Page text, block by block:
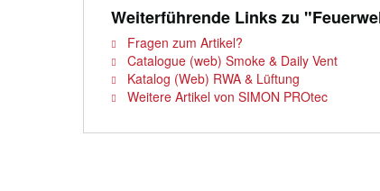
Weiterführende Links zu
Fragen zum Artikel?
Catalogue (web) Smoke & Daily Vent
Katalog (Web) RWA & Lüftung
Weitere Artikel von SIMON PROtec